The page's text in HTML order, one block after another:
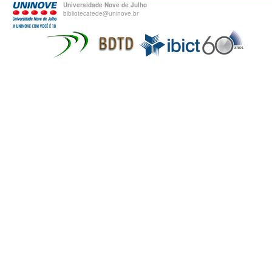
Universidade Nove de Julho
bibliotecatede@uninove.br